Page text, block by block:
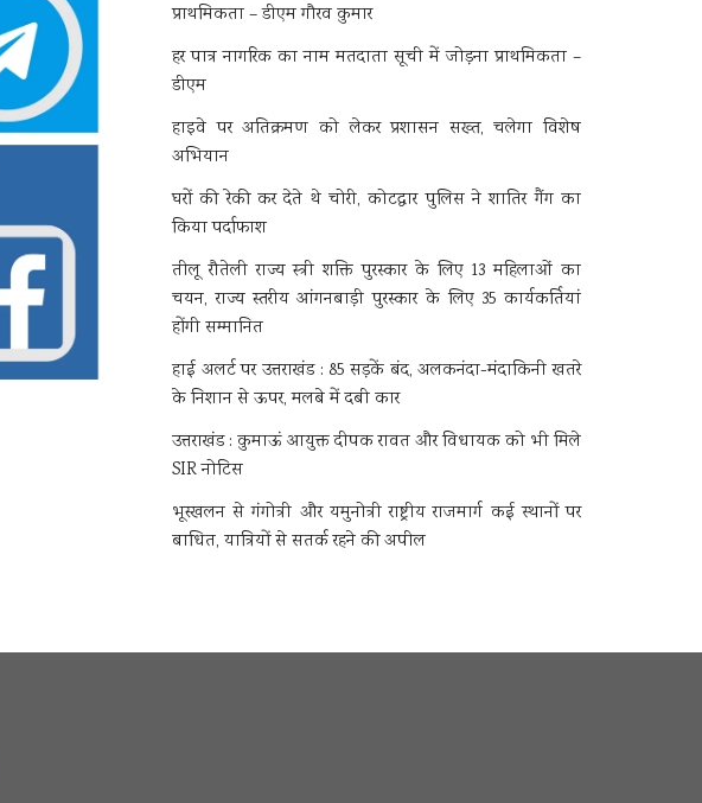
प्राथमिकता – डीएम गौरव कुमार
हर पात्र नागरिक का नाम मतदाता सूची में जोड़ना प्राथमिकता –
डीएम
हाइवे पर अतिक्रमण को लेकर प्रशासन सख्त, चलेगा विशेष
अभियान
घरों की रेकी कर देते थे चोरी, कोटद्वार पुलिस ने शातिर गैंग का
किया पर्दाफाश
तीलू रौतेली राज्य स्त्री शक्ति पुरस्कार के लिए 13 महिलाओं का
चयन, राज्य स्तरीय आंगनबाड़ी पुरस्कार के लिए 35 कार्यकर्तियां
होंगी सम्मानित
हाई अलर्ट पर उत्तराखंड : 85 सड़कें बंद, अलकनंदा-मंदाकिनी खतरे
के निशान से ऊपर, मलबे में दबी कार
उत्तराखंड : कुमाऊं आयुक्त दीपक रावत और विधायक को भी मिले
SIR नोटिस
भूस्खलन से गंगोत्री और यमुनोत्री राष्ट्रीय राजमार्ग कई स्थानों पर
बाधित, यात्रियों से सतर्क रहने की अपील